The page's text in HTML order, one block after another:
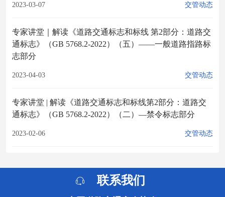
2023-03-07 交管动态
专家讲堂｜解读《道路交通标志和标线 第2部分：道路交
通标志》（GB 5768.2-2022）（五）——一般道路指路标
志部分
2023-04-03 交管动态
专家讲堂 | 解读《道路交通标志和标线第2部分：道路交
通标志》（GB 5768.2-2022）（二）—禁令标志部分
2023-02-06 交管动态
联系我们